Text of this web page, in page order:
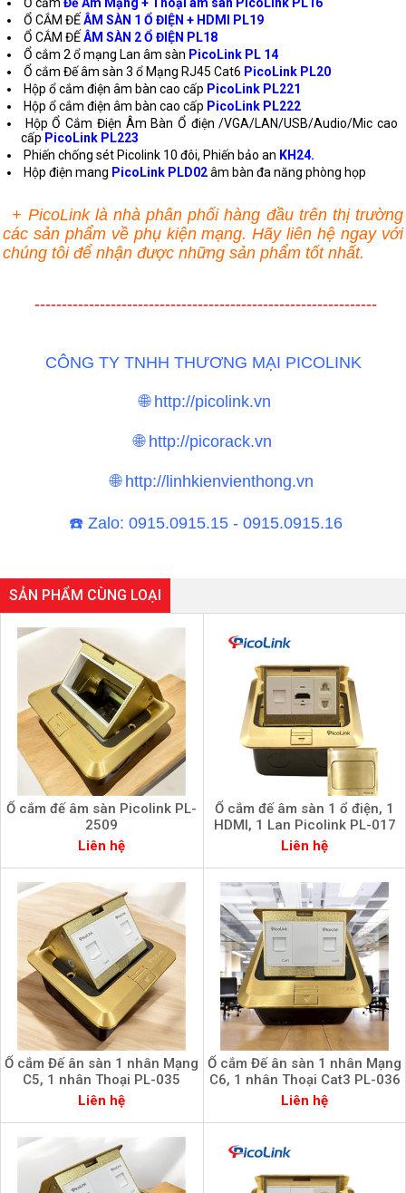
Ổ CẮM ĐẾÂM SÀN 1 Ổ ĐIỆN + HDMI PL19
Ổ CẮM ĐẾÂM SÀN 2 Ổ ĐIỆN PL18
Ổ cắm 2 ổ mạng Lan âm sàn PicoLink PL 14
Ổ cắm Đế âm sàn 3 ổ Mạng RJ45 Cat6 PicoLink PL20
Hộp ổ cắm điện âm bàn cao cấp PicoLink PL221
Hộp ổ cắm điện âm bàn cao cấp PicoLink PL222
Hộp Ổ Cắm Điện Âm Bàn Ổ điện /VGA/LAN/USB/Audio/Mic cao
cấp PicoLink PL223
Phiến chống sét Picolink 10 đôi, Phiến bảo an KH24.
Hộp điện mang PicoLink PLD02âm bàn đa năng phòng họp
+ PicoLink là nhà phân phối hàng đầu trên thị trường
các sản phẩm về phụ kiện mạng. Hãy liên hệ ngay với
chúng tôi để nhận được những sản phẩm tốt nhất.
---------------------------------------------------------------
CÔNG TY TNHH THƯƠNG MẠI PICOLINK
🌐 http://picolink.vn
🌐 http://picorack.vn
🌐 http://linhkienvienthong.vn
☎️ Zalo: 0915.0915.15 - 0915.0915.16
SẢN PHẨM CÙNG LOẠI
Ổ cắm đế âm sàn Picolink PL-
2509
Liên hệ
Ổ cắm đế âm sàn 1 ổ điện, 1
HDMI, 1 Lan Picolink PL-017
Liên hệ
Ổ cắm Đế ân sàn 1 nhân Mạng
C5, 1 nhân Thoại PL-035
Liên hệ
Ổ cắm Đế ân sàn 1 nhân Mạng
C6, 1 nhân Thoại Cat3 PL-036
Liên hệ